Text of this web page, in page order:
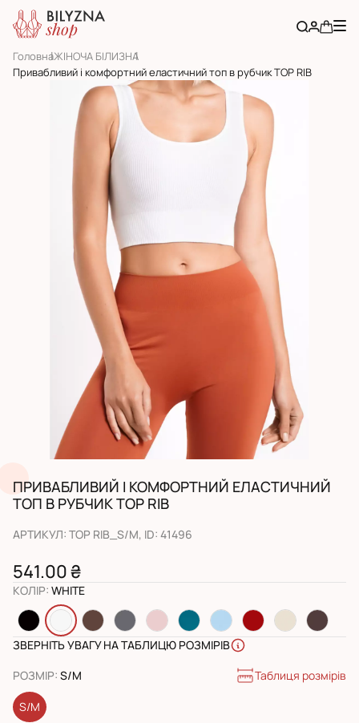
ГоловнаЖІНОЧА БІЛИЗНА
Привабливий і комфортний еластичний топ в рубчик TOP RIB
ПРИВАБЛИВИЙ І КОМФОРТНИЙ ЕЛАСТИЧНИЙ
ТОП В РУБЧИК TOP RIB
АРТИКУЛ: TOP RIB_S/M, ID: 41496
541.00 ₴
КОЛІР: WHITE
ЗВЕРНІТЬ УВАГУ НА ТАБЛИЦЮ РОЗМІРІВ
РОЗМІР: S/M Таблиця розмірів
S/M